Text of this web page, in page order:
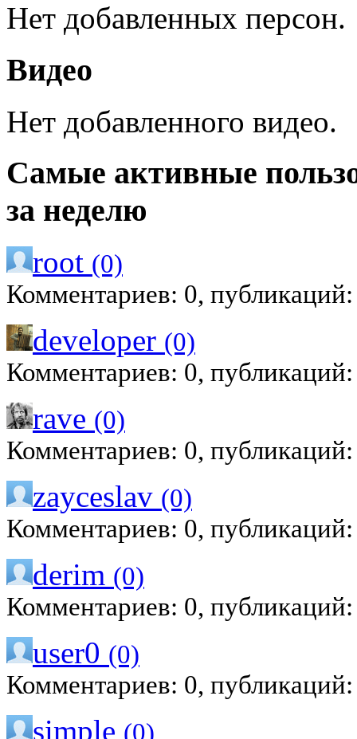
Нет добавленных персон.
Видео
Нет добавленного видео.
Самые активные
за неделю
root (0)
Комментариев: 0,
developer (0)
Комментариев: 0,
rave (0)
Комментариев: 0,
zayceslav (0)
Комментариев: 0,
derim (0)
Комментариев: 0,
user0 (0)
Комментариев: 0,
simple (0)